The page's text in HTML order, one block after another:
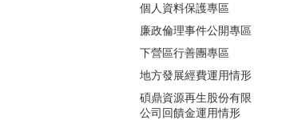
個人資料保護專區
廉政倫理事件公開專區
下營區行善團專區
地方發展經費運用情形
碩鼎資源再生股份有限
公司回饋金運用情形